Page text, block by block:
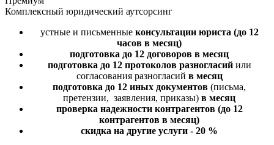
Комплексный юридический аутсорсинг
устные и письменные консультации юриста (до 12
часов в месяц)
подготовка до 12 договоров в месяц
подготовка до 12 протоколов разногласийили
согласования разногласий в месяц
подготовка до 12 иных документов (письма,
претензии, заявления, приказы) в месяц
проверка надежности контрагентов (до 12
контрагентов в месяц)
скидка на другие услуги - 20 %